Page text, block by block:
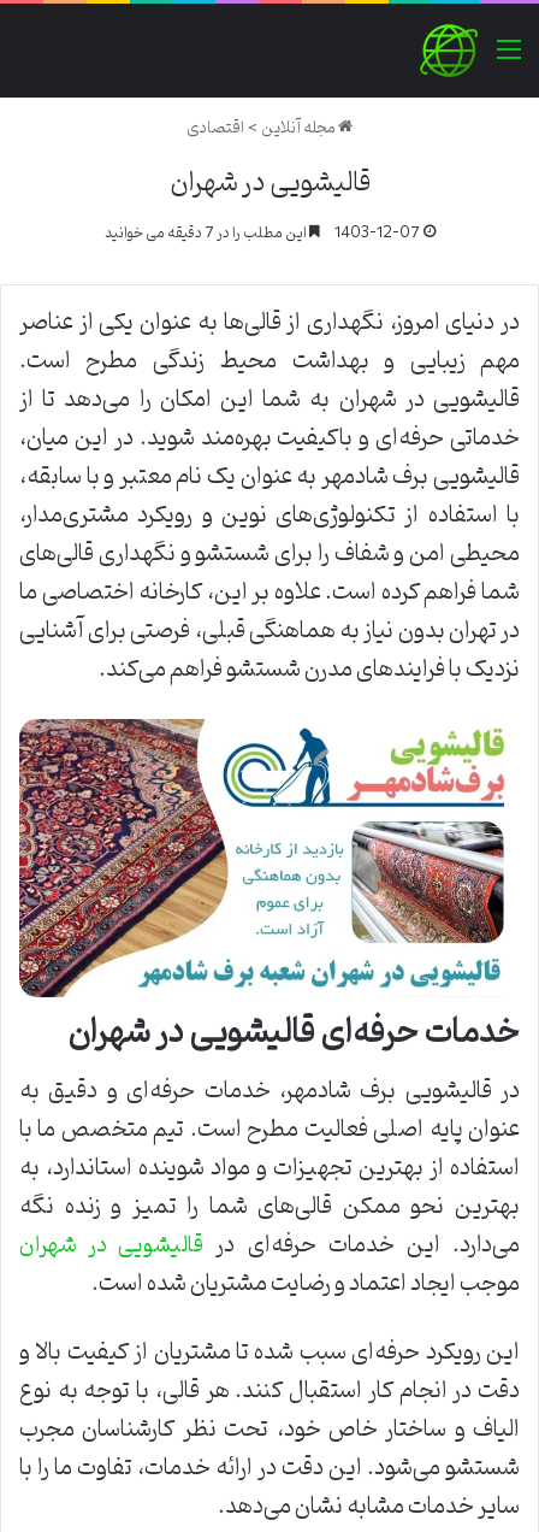
منو
مجله آنلاین>اقتصادی
قالیشویی در شهران
1403-12-07 این مطلب را در 7 دقیقه می خوانید
در دنیای امروز، نگهداری از قالی‌ها به عنوان یکی از عناصر
مهم زیبایی و بهداشت محیط زندگی مطرح است.
قالیشویی در شهران به شما این امکان را می‌دهد تا از
خدماتی حرفه‌ای و باکیفیت بهره‌مند شوید. در این میان،
قالیشویی برف شادمهر به عنوان یک نام معتبر و با سابقه،
با استفاده از تکنولوژی‌های نوین و رویکرد مشتری‌مدار،
محیطی امن و شفاف را برای شستشو و نگهداری قالی‌های
شما فراهم کرده است. علاوه بر این، کارخانه اختصاصی ما
در تهران بدون نیاز به هماهنگی قبلی، فرصتی برای آشنایی
نزدیک با فرایندهای مدرن شستشو فراهم می‌کند.
خدمات حرفه‌ای قالیشویی در شهران
در قالیشویی برف شادمهر، خدمات حرفه‌ای و دقیق به
عنوان پایه اصلی فعالیت مطرح است. تیم متخصص ما با
استفاده از بهترین تجهیزات و مواد شوینده استاندارد، به
بهترین نحو ممکن قالی‌های شما را تمیز و زنده نگه
می‌دارد. این خدمات حرفه‌ای در قالیشویی در شهران
موجب ایجاد اعتماد و رضایت مشتریان شده است.
این رویکرد حرفه‌ای سبب شده تا مشتریان از کیفیت بالا و
دقت در انجام کار استقبال کنند. هر قالی، با توجه به نوع
الیاف و ساختار خاص خود، تحت نظر کارشناسان مجرب
شستشو می‌شود. این دقت در ارائه خدمات، تفاوت ما را با
سایر خدمات مشابه نشان می‌دهد.